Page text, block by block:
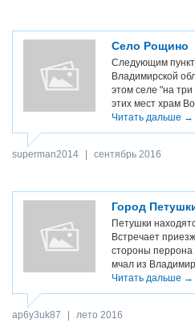
Село Рощино
Следующим
Владимирской
этом селе "на
этих мест храм
Читать дальше →
superman2014 сентябрь 2016
Город
Петушки
Встречает
стороны
мчал из
Читать дальше →
ap6y3uk87 лето 2016